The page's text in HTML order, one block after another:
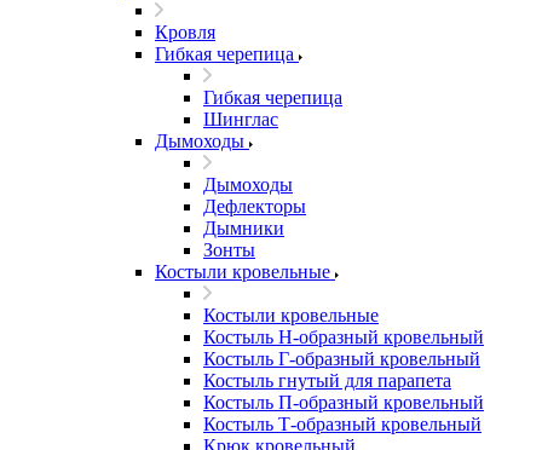
Кровля
Гибкая черепица
Гибкая черепица
Шинглас
Дымоходы
Дымоходы
Дефлекторы
Дымники
Зонты
Костыли кровельные
Костыли кровельные
Костыль H-образный кровельный
Костыль Г-образный кровельный
Костыль гнутый для парапета
Костыль П-образный кровельный
Костыль Т-образный кровельный
Крюк кровельный